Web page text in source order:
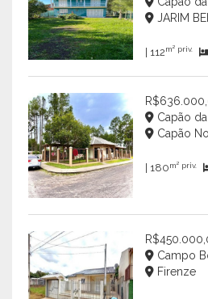
JARIM
| 112m² priv.
Capão
Capão
| 180m² priv.
Campo
Firenze